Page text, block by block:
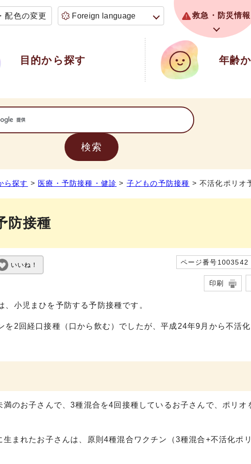
配色の変更 Foreign language 救急・防災情報
目的から探す 年齢
ら探す > 医療・予防接種・健診 > 子どもの予防接種 > 不活化ポリオ
防接種
いいね！ ページ番号1003542
印刷
、小児まひを予防する予防接種です。
を2回経口接種（口から飲む）でしたが、平成24年9月から不活
のお子さんで、3種混合を4回接種しているお子さんで、ポリオ
生まれたお子さんは、原則4種混合ワクチン（3種混合+不活化ポ